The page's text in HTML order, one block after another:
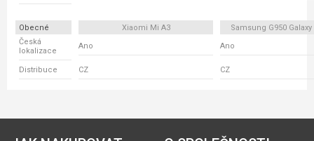
Obecné Xiaomi Mi A3
Samsung G950 Galaxy
Česká
lokalizace
Ano Ano
Distribuce CZ CZ